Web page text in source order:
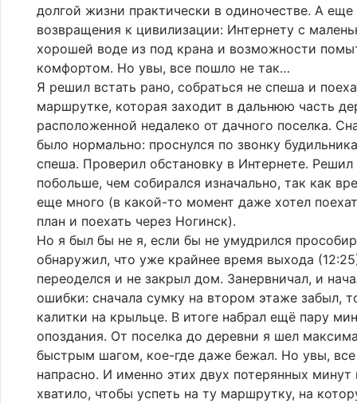
долгой жизни практически в одиночестве. А еще
возвращения к цивилизации: Интернету с
хорошей воде из под крана и возможности
комфортом. Но увы, все пошло не так…
Я решил встать рано, собраться не спеша и
маршрутке, которая заходит в дальнюю часть
расположенной недалеко от дачного поселка.
было нормально: проснулся по звонку
спеша. Проверил обстановку в Интернете. Решил
побольше, чем собирался изначально, так как
еще много (в какой-то момент даже хотел
план и поехать через Ногинск).
Но я был бы не я, если бы не умудрился
обнаружил, что уже крайнее время выхода
переоделся и не закрыл дом. Занервничал, и
ошибки: сначала сумку на втором этаже забыл,
калитки на крыльце. В итоге набрал ещё пару
опоздания. От поселка до деревни я шел
быстрым шагом, кое-где даже бежал. Но увы,
напрасно. И именно этих двух потерянных минут
хватило, чтобы успеть на ту маршрутку, на